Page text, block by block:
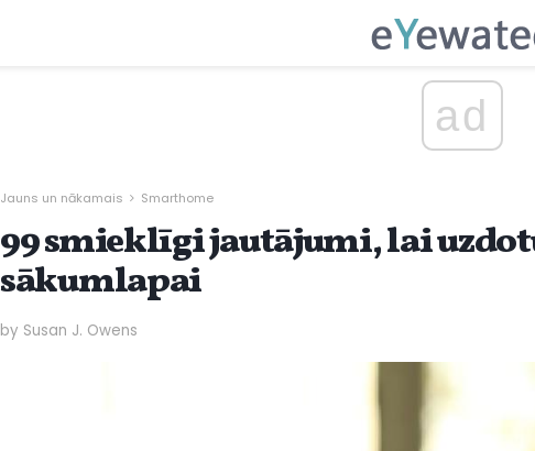
ad
Jauns un nākamais Smarthome
99 smieklīgi jautājumi, lai
sākumlapai
by Susan J. Owens